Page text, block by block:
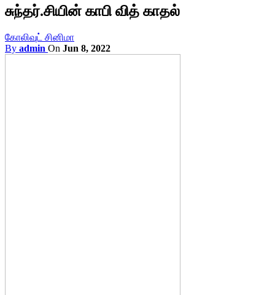
சுந்தர்.சியின் காபி வித் காதல்
கோலிவுட் சினிமா
By admin On Jun 8, 2022